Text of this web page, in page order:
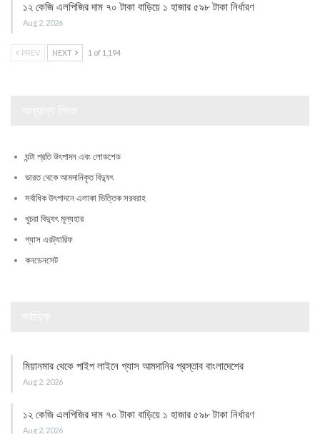
১২ কেজি এলপিজির দাম ৭০ টাকা বাড়িয়ে ১ হাজার ৫৯৮ টাকা নির্ধারণ
Aug 2, 2026
PREV NEXT 1 of 1,194
ঘন্টা প্রতি উৎপাদন এবং লোডশেড
ভারত থেকে আমদানিকৃত বিদ্যুৎ
সর্বাধিক উৎপাদনে এলাকা ভিত্তিক সরবরাহ
খুচরা বিদ্যুৎ মূল্যহার
গ্যাস এরট্যারিফ
কনডেনসেট
মিয়ানমার থেকে পাইপ লাইনে গ্যাস আমদানির প্রস্তাব বাংলাদেশের
Aug 2, 2026
১২ কেজি এলপিজির দাম ৭০ টাকা বাড়িয়ে ১ হাজার ৫৯৮ টাকা নির্ধারণ
Aug 2, 2026